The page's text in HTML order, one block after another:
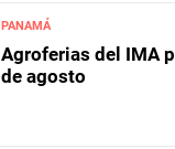
PANAMÁ
Agroferias del IMA
de agosto